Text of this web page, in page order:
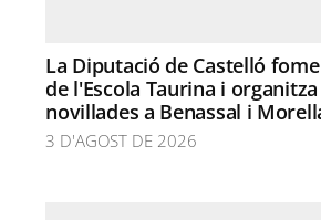
La Diputació de Castelló
de l'Escola Taurina i
novillades a Benassal i
3 D'AGOST DE 2026